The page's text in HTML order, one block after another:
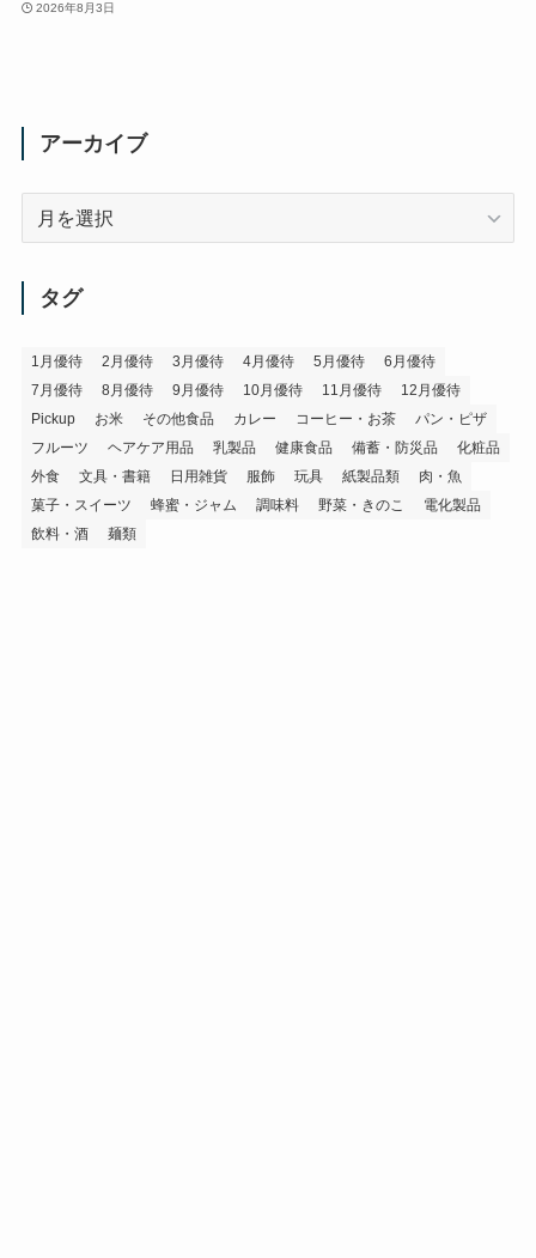
2026年8月3日
アーカイブ
タグ
1月優待 2月優待 3月優待 4月優待 5月優待
6月優待
7月優待
8月優待 9月優待 10月優待 11月優待
12月優待
Pickup
お米 その他食品 カレー コーヒー・お茶
パン・ピザ
フルーツ
ヘアケア用品 乳製品 健康食品 備蓄・防災品
化粧品
外食
文具・書籍 日用雑貨 服飾 玩具 紙製品類
肉・魚
菓子・スイーツ
蜂蜜・ジャム 調味料 野菜・きのこ
電化製品
飲料・酒
麺類